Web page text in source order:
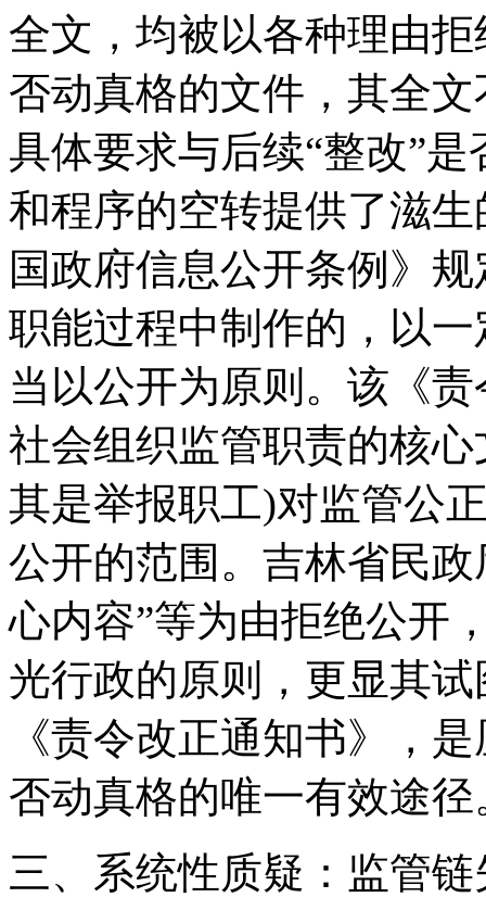
全文，均被以各种理由
否动真格的文件，其全
具体要求与后续“整改”
和程序的空转提供了滋
国政府信息公开条例》
职能过程中制作的，以
当以公开为原则。该《
社会组织监管职责的核
其是举报职工)对监管公
公开的范围。吉林省民
心内容”等为由拒绝公开
光行政的原则，更显其
《责令改正通知书》，
否动真格的唯一有效途径
三、系统性质疑：监管